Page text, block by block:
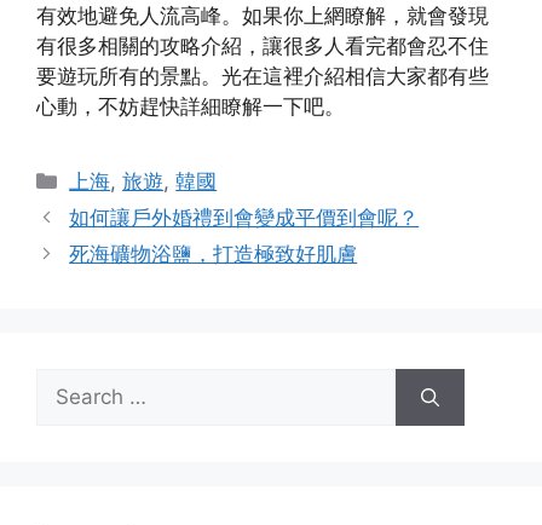
有效地避免人流高峰。如果你上網瞭解，就會發現
有很多相關的攻略介紹，讓很多人看完都會忍不住
要遊玩所有的景點。光在這裡介紹相信大家都有些
心動，不妨趕快詳細瞭解一下吧。
Categories
上海,旅遊,韓國
如何讓戶外婚禮到會變成平價到會呢？
死海礦物浴鹽，打造極致好肌膚
Search
for: